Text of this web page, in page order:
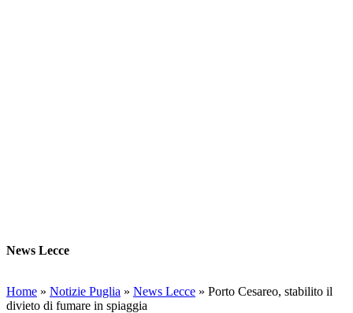
News Lecce
Home » Notizie Puglia » News Lecce » Porto Cesareo, stabilito il
divieto di fumare in spiaggia